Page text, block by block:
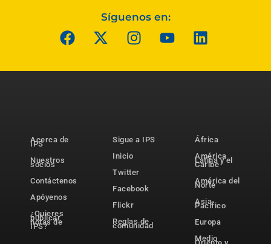
Síguenos en:
Acerca de
IPS
Nuestros
socios
Contáctenos
Apóyenos
¿Quieres
publicar
notas de
IPS?
Sigue a IPS
Inicio
Twitter
Facebook
Flickr
Reglas de
comunidad
África
América
Latina y el
Caribe
América del
Norte
Asia-
Pacífico
Europa
Medio